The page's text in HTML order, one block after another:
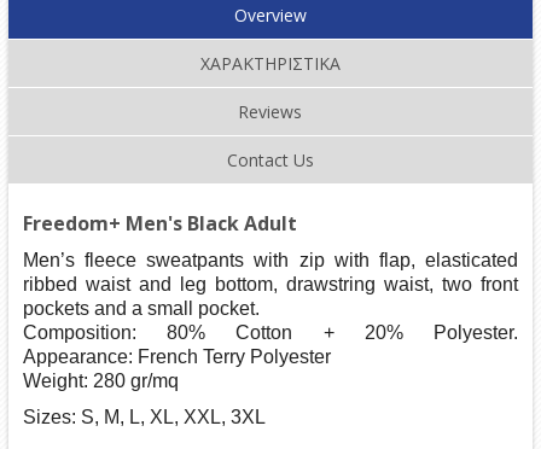
Overview
ΧΑΡΑΚΤΗΡΙΣΤΙΚΑ
Reviews
Contact Us
Freedom+ Men's Black Adult
Men’s fleece sweatpants with zip with flap, elasticated
ribbed waist and leg bottom, drawstring waist, two front
pockets and a small pocket.
Composition: 80% Cotton + 20% Polyester.
Appearance: French Terry Polyester
Weight: 280 gr/mq
Sizes: S, M, L, XL, XXL, 3XL